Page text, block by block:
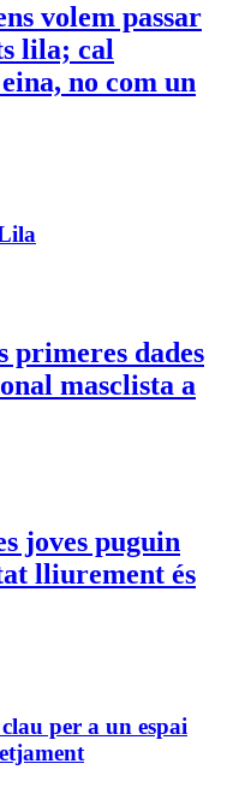
volem passar
lila; cal
no com un
dades
masclista a
joves puguin
lliurement és
per a un espai